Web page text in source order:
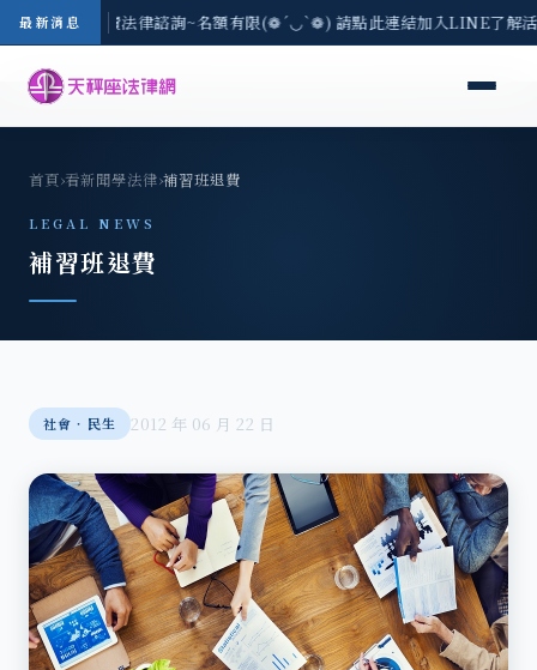
最新消息
一) 現場免費法律諮詢~名額有限(❁´◡`❁) 請點此連結加入LINE了解
首頁›看新聞學法律›補習班退費
LEGAL NEWS
補習班退費
社會‧民生 2012 年 06 月 22 日